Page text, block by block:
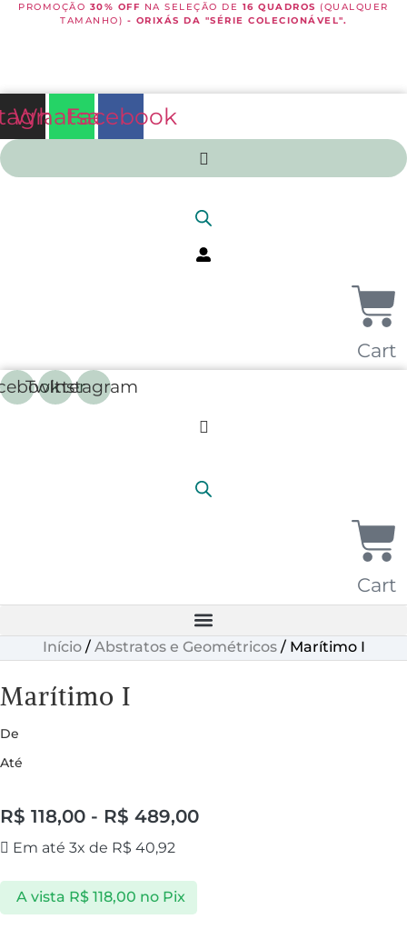
PROMOÇÃO 30% OFF NA SELEÇÃO DE 16 QUADROS (QUALQUER
TAMANHO) - ORIXÁS DA "SÉRIE COLECIONÁVEL".
Whatsapp
Facebook
Cart
Twitter
Instagram
Cart
Início/ Abstratos e Geométricos/ Marítimo I
Marítimo I
De
Até
R$ 118,00 - R$ 489,00
Em até 3x de R$ 40,92
A vista R$118,00 no Pix